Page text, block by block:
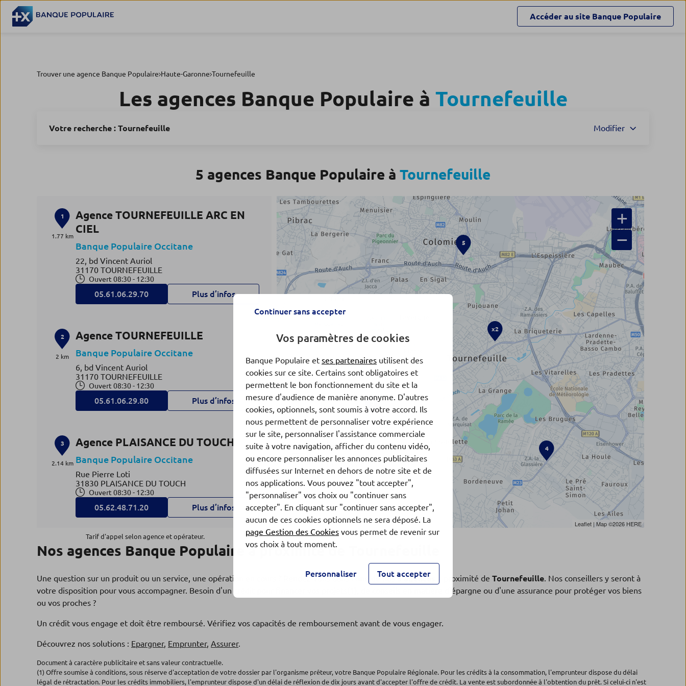
Accéder au site Banque Populaire
Trouver une agence Banque Populaire Haute-Garonne Tournefeuille
Les agences Banque Populaire à Tournefeuille
Votre recherche : Tournefeuille Modifier
5 agences Banque Populaire à Tournefeuille
1
1.77 km
Agence TOURNEFEUILLE ARC EN
CIEL
Banque Populaire Occitane
22, bd Vincent Auriol
31170 TOURNEFEUILLE
Ouvert 08:30 - 12:30
05.61.06.29.70 Plus d’infos
2
2 km
Agence TOURNEFEUILLE
Banque Populaire Occitane
6, bd Vincent Auriol
31170 TOURNEFEUILLE
Ouvert 08:30 - 12:30
05.61.06.29.80 Plus d’infos
3
2.14 km
Agence PLAISANCE DU TOUCH
Banque Populaire Occitane
Rue Pierre Loti
31830 PLAISANCE DU TOUCH
Ouvert 08:30 - 12:30
05.62.48.71.20 Plus d’infos
4
Agence CUGNAUX TOULOUSE
SAINT SIMON
Banque Populaire Occitane
151, rte de Toulouse
31278 CUGNAUX
05.62.13.10.40 Plus d’infos
5 Agence COLOMIERS BASCULE
5
4
x2
+
−
Leaflet | Map ©2026 HERE
Tarif d'appel selon agence et opérateur.
Nos agences Banque Populaire à proximité de Tournefeuille
Une question sur un produit ou un service, une opération en cours ? Rendez-vous dans l'une de nos5 agences à proximité de Tournefeuille. Nos conseillers y seront à
votre disposition pour vous accompagner. Besoin d'un crédit pour financer vos projets(1), de conseils en matière d'épargne ou d'une assurance pour protéger vos biens
ou vos proches ?
Un crédit vous engage et doit être remboursé. Vérifiez vos capacités de remboursement avant de vous engager.
Découvrez nos solutions : Epargner, Emprunter, Assurer.
Document à caractère publicitaire et sans valeur contractuelle.
(1) Offre soumise à conditions, sous réserve d'acceptation de votre dossier par l'organisme prêteur, votre Banque Populaire Régionale. Pour les crédits à la consommation, l'emprunteur dispose du délai
légal de rétractation. Pour les crédits immobiliers, l'emprunteur dispose d'un délai de réflexion de dix jours avant d'accepter l'offre de crédit. La vente est subordonnée à l'obtention du prêt. Si celui-ci n'est
Continuer sans accepter
Vos paramètres de cookies
Banque Populaire et ses partenaires utilisent des
cookies sur ce site. Certains sont obligatoires et
permettent le bon fonctionnement du site et la
mesure d'audience de manière anonyme. D'autres
cookies, optionnels, sont soumis à votre accord. Ils
nous permettent de personnaliser votre expérience
sur le site, personnaliser l'assistance commerciale
suite à votre navigation, afficher du contenu vidéo,
ou encore personnaliser les annonces publicitaires
diffusées sur Internet en dehors de notre site et de
nos applications. Vous pouvez "tout accepter",
"personnaliser" vos choix ou "continuer sans
accepter". En cliquant sur "continuer sans accepter",
aucun de ces cookies optionnels ne sera déposé. La
page Gestion des Cookies vous permet de revenir sur
vos choix à tout moment.
Personnaliser Tout accepter